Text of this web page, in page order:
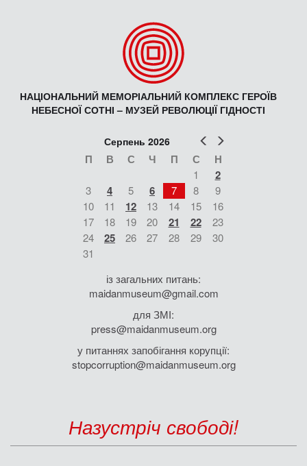
НАЦІОНАЛЬНИЙ МЕМОРІАЛЬНИЙ КОМПЛЕКС ГЕРОЇВ
НЕБЕСНОЇ СОТНІ – МУЗЕЙ РЕВОЛЮЦІЇ ГІДНОСТІ
Попер
Серпень 2026
П В С Ч П С Н
1 2
3 4 5 6 7 8
9
10
11 12 13 14 15
16
17
18 19 20 21 22
23
24
25 26 27 28 29
30
31
із загальних питань:
maidanmuseum@gmail.com
для ЗМІ:
press@maidanmuseum.org
у питаннях запобігання корупції:
stopcorruption@maidanmuseum.org
Назустріч свободі!